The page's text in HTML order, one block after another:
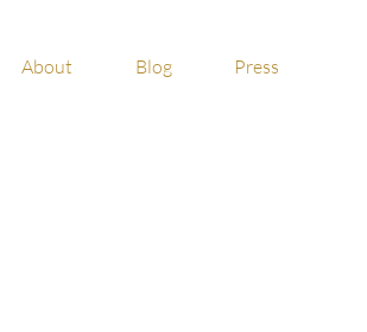
About Blog Press